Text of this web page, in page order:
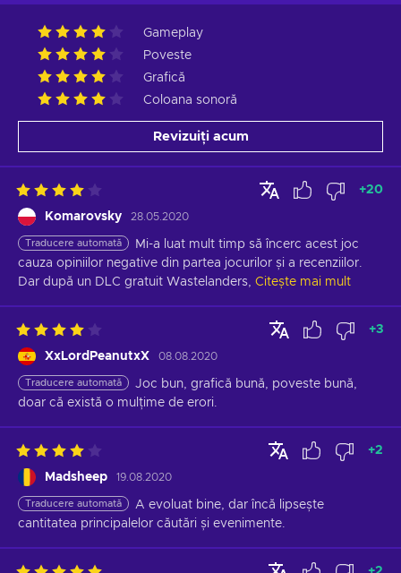
Gameplay
Poveste
Grafică
Coloana sonoră
Revizuiți acum
Komarovsky 28.05.2020
+20
Traducere automată
Mi-a luat mult timp să încerc acest joc
cauza opiniilor negative din partea jocurilor și a recenziilor.
Dar după un DLC gratuit Wastelanders, Citește mai mult
XxLordPeanutxX 08.08.2020
+3
Traducere automată
Joc bun, grafică bună, poveste bună,
doar că există o mulțime de erori.
Madsheep 19.08.2020
+2
Traducere automată
A evoluat bine, dar încă lipsește
cantitatea principalelor căutări și evenimente.